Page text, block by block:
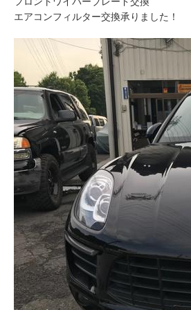
エアコンフィルター交換承りました！